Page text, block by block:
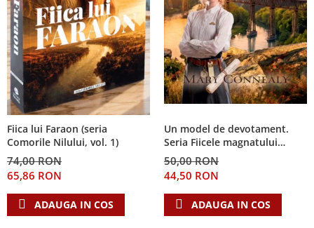
Fiica lui Faraon (seria
Comorile Nilului, vol. 1)
74,00 RON
65,86 RON
ADAUGA IN COS
Un model de devotament.
Seria Fiicele magnatului
forestier 3
50,00 RON
44,50 RON
ADAUGA IN COS